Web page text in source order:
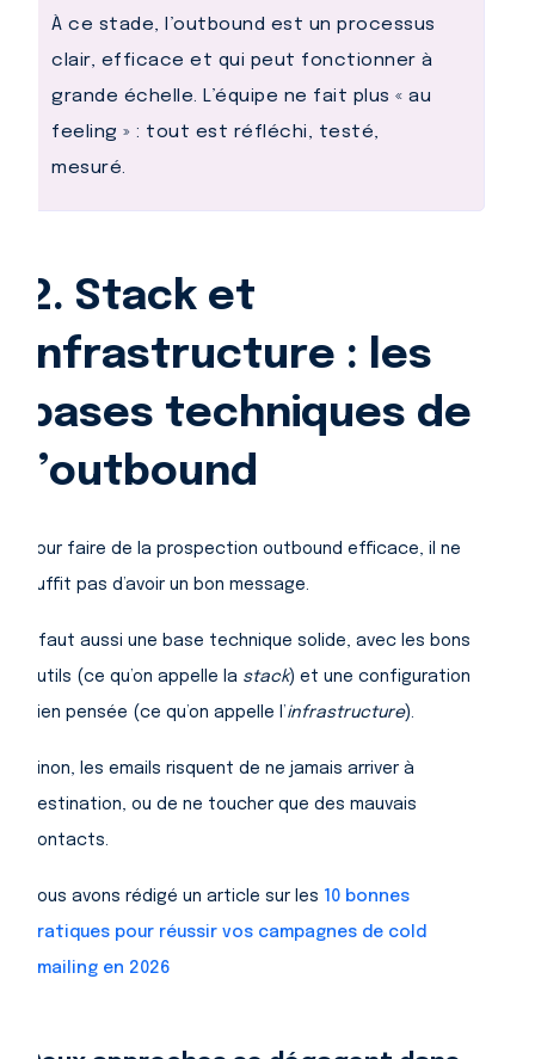
À ce stade, l’outbound est un processus
clair, efficace et qui peut fonctionner à
grande échelle. L’équipe ne fait plus « au
feeling » : tout est réfléchi, testé,
mesuré.
2. Stack et
infrastructure : les
bases techniques de
l’outbound
Pour faire de la prospection outbound efficace, il ne
suffit pas d’avoir un bon message.
Il faut aussi une base technique solide, avec les bons
outils (ce qu’on appelle la stack) et une configuration
bien pensée (ce qu’on appelle l’infrastructure).
Sinon, les emails risquent de ne jamais arriver à
destination, ou de ne toucher que des mauvais
contacts.
Nous avons rédigé un article sur les 10 bonnes
pratiques pour réussir vos campagnes de cold
emailing en 2026